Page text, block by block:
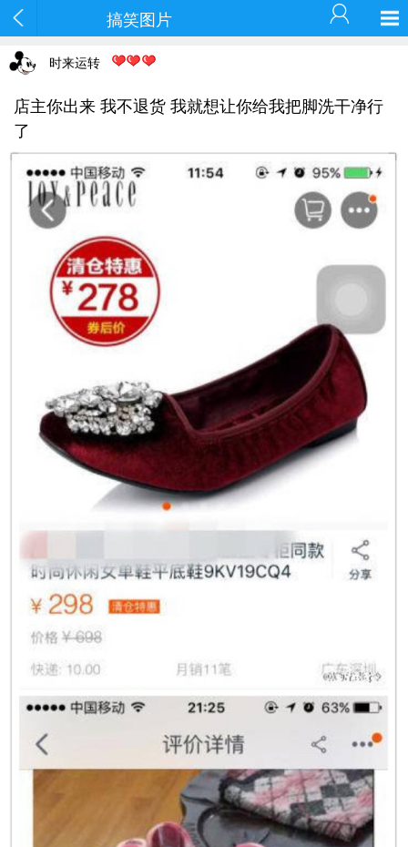
搞笑图片
时来运转
店主你出来 我不退货 我就想让你给我把脚洗干净行
了